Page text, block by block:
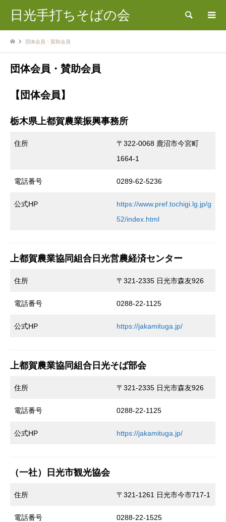
日光手打ちそばの会 検索
団体会員・賛助会員
団体会員・賛助会員
【団体会員】
栃木県上都賀農業振興事務所
住所
〒322-0068 鹿沼市今宮町
1664-1
電話番号 0289-62-5236
公式HP
https://www.pref.tochigi.lg.jp/g
52/index.html
上都賀農業協同組合日光営農経済センター
住所 〒321-2335 日光市森友926
電話番号 0288-22-1125
公式HP https://jakamituga.jp/
上都賀農業協同組合日光そば部会
住所 〒321-2335 日光市森友926
電話番号 0288-22-1125
公式HP https://jakamituga.jp/
（一社）日光市観光協会
住所 〒321-1261 日光市今市717-1
電話番号 0288-22-1525